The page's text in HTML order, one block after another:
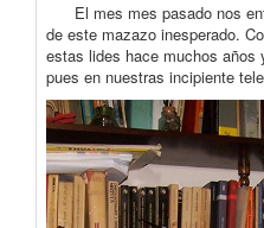
El mes mes pasado nos
de este mazazo inesperado.
estas lides hace muchos años
pues en nuestras incipiente